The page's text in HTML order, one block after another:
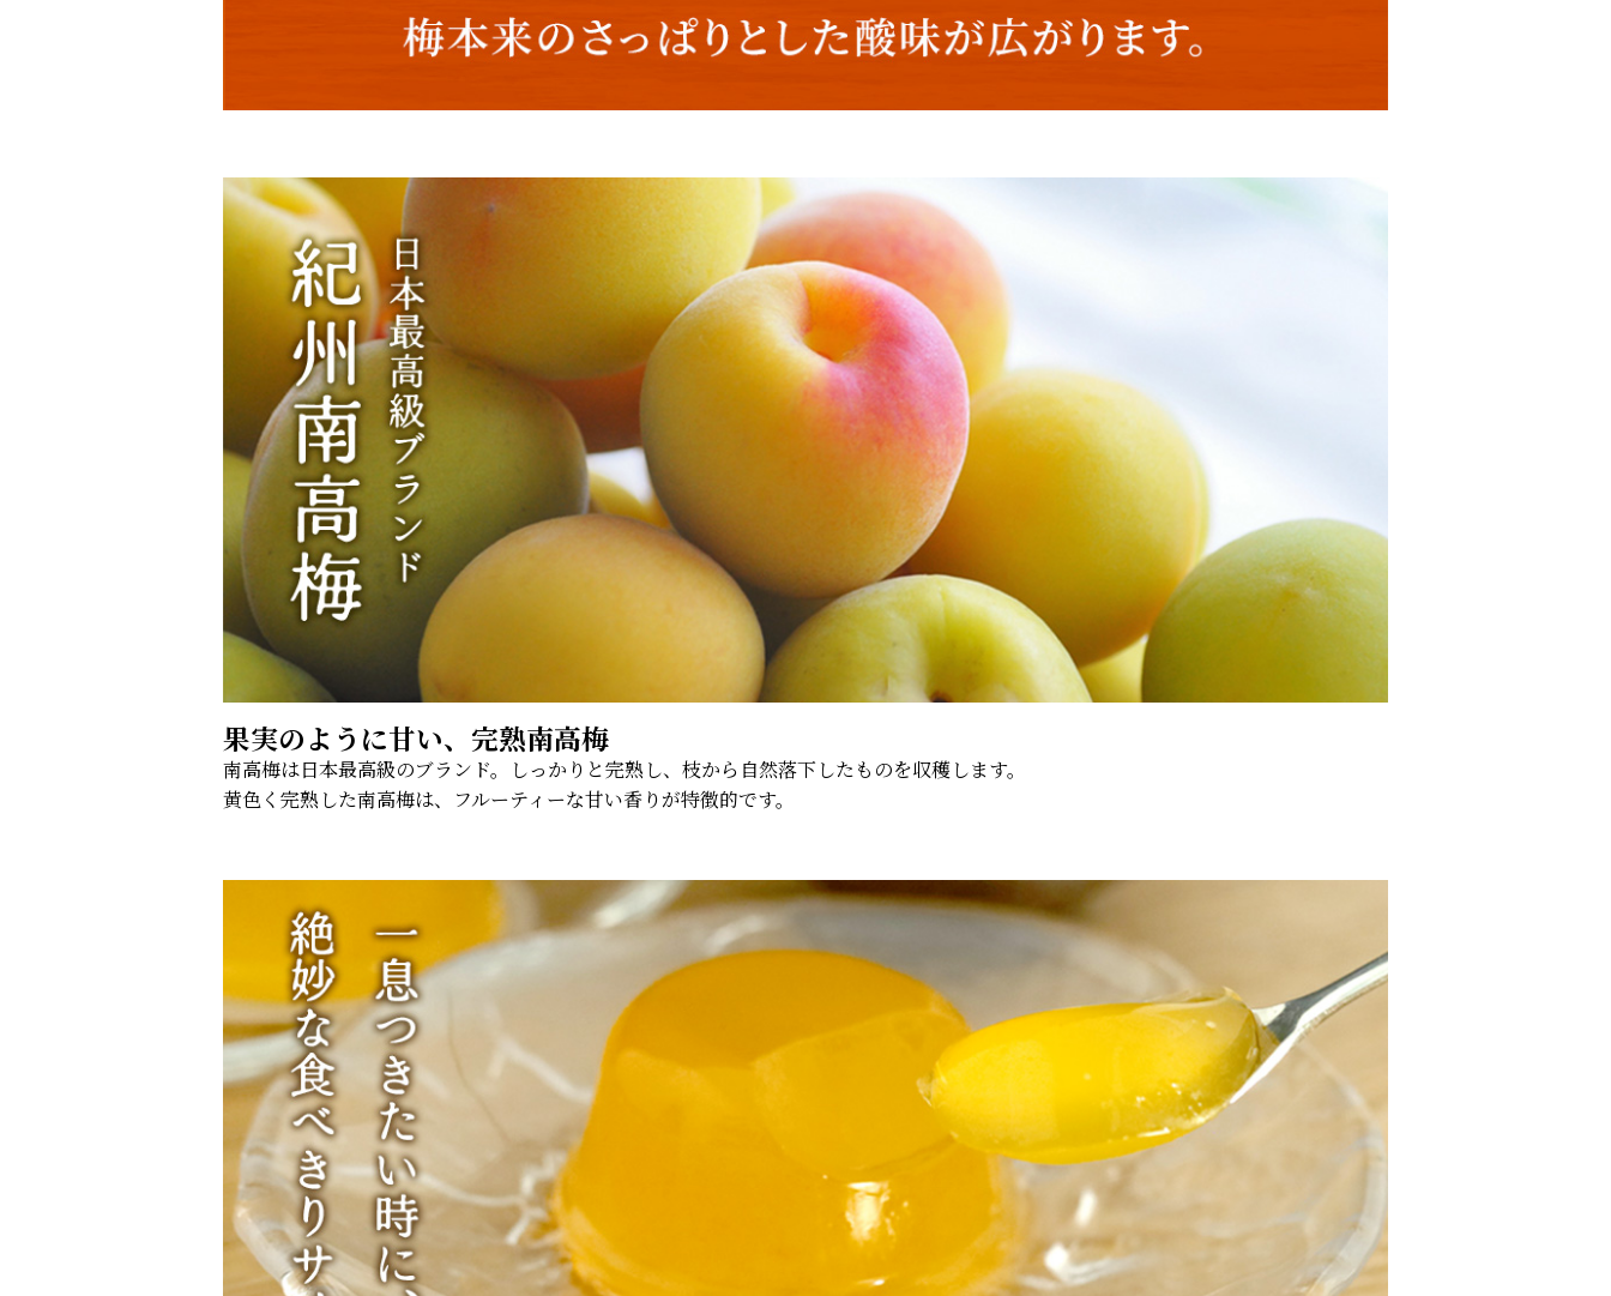
果実のように甘い、完熟南高梅
南高梅は日本最高級のブランド。しっかりと完熟し、枝から自然落下したものを収穫します。
黄色く完熟した南高梅は、フルーティーな甘い香りが特徴的です。